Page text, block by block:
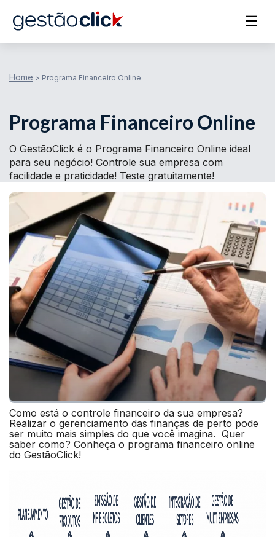
☰
Home > Programa Financeiro Online
Programa Financeiro Online
O GestãoClick é o Programa Financeiro Online ideal
para seu negócio! Controle sua empresa com
facilidade e praticidade! Teste gratuitamente!
Como está o controle financeiro da sua empresa?
Realizar o gerenciamento das finanças de perto pode
ser muito mais simples do que você imagina. Quer
saber como? Conheça o programa financeiro online
do GestãoClick!